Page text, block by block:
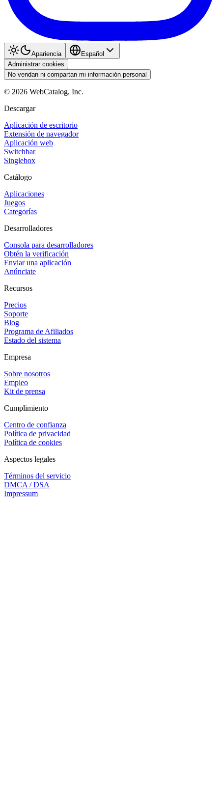
Apariencia
Español
Administrar cookies
No vendan ni compartan mi información personal
© 2026 WebCatalog, Inc.
Descargar
Aplicación de escritorio
Extensión de navegador
Aplicación web
Switchbar
Singlebox
Catálogo
Aplicaciones
Juegos
Categorías
Desarrolladores
Consola para desarrolladores
Obtén la verificación
Enviar una aplicación
Anúnciate
Recursos
Precios
Soporte
Blog
Programa de Afiliados
Estado del sistema
Empresa
Sobre nosotros
Empleo
Kit de prensa
Cumplimiento
Centro de confianza
Política de privacidad
Política de cookies
Aspectos legales
Términos del servicio
DMCA / DSA
Impressum